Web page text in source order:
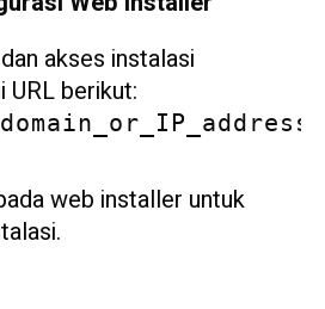
akses instalasi
URL berikut:
web installer untuk